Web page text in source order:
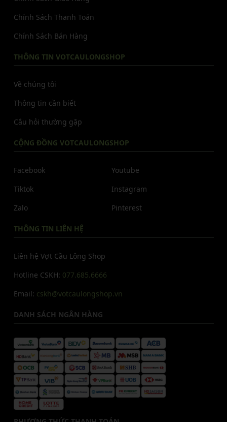
Chính Sách Thanh Toán
Chính Sách Bán Hàng
THÔNG TIN VOTCAULONGSHOP
Về chúng tôi
Thông tin cần biết
Câu hỏi thường gặp
CỘNG ĐỒNG VOTCAULONGSHOP
Facebook
Tiktok
Zalo
Youtube
Instagram
Pinterest
THÔNG TIN LIÊN HỆ
Liên hệ Vợt Cầu Lông Shop
Hotline CSKH: 077.685.6666
Email: cskh@votcaulongshop.vn
DANH SÁCH NGÂN HÀNG